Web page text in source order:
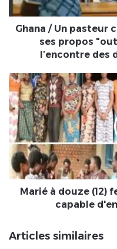
ses
propos
"outrageux
l’encontre
des
divinités
d'une
localité
Ghana / Un pasteur
ses propos
l’encontre
Marié
à
douze
(12)
femmes,
un
homme
se
sent
capable
!
Marié à douze (12)
capable
Articles similaires